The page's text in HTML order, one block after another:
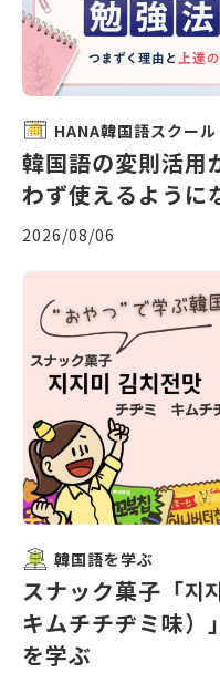
HANA韓国語スクール
韓国語の変則活用
わず使えるように
2026/08/06
韓国語を学ぶ
スナック菓子「지
キムチチヂミ味）
を学ぶ